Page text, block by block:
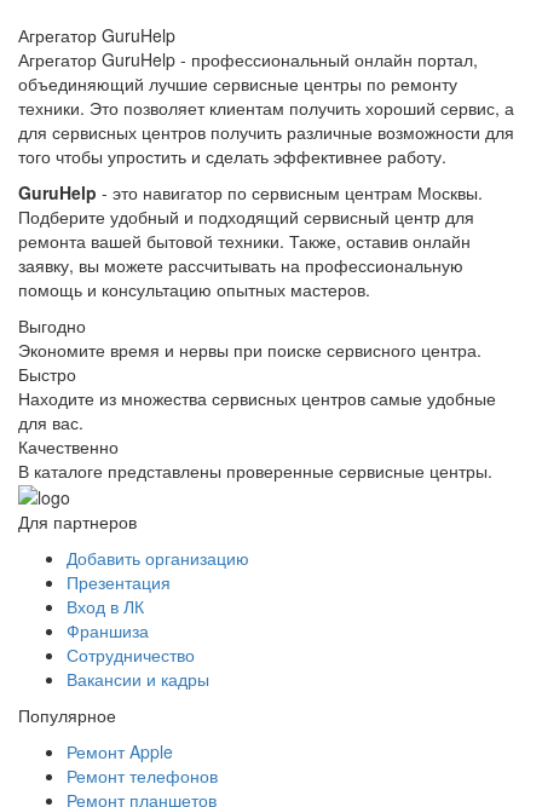
Агрегатор GuruHelp
Агрегатор GuruHelp - профессиональный онлайн портал,
объединяющий лучшие сервисные центры по ремонту
техники. Это позволяет клиентам получить хороший сервис, а
для сервисных центров получить различные возможности для
того чтобы упростить и сделать эффективнее работу.
GuruHelp - это навигатор по сервисным центрам Москвы.
Подберите удобный и подходящий сервисный центр для
ремонта вашей бытовой техники. Также, оставив онлайн
заявку, вы можете рассчитывать на профессиональную
помощь и консультацию опытных мастеров.
Выгодно
Экономите время и нервы при поиске сервисного центра.
Быстро
Находите из множества сервисных центров самые удобные
для вас.
Качественно
В каталоге представлены проверенные сервисные центры.
Для партнеров
Добавить организацию
Презентация
Вход в ЛК
Франшиза
Сотрудничество
Вакансии и кадры
Популярное
Ремонт Apple
Ремонт телефонов
Ремонт планшетов